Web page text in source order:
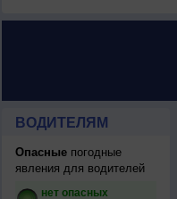
ВОДИТЕЛЯМ
Опасныепогодные
явления для водителей
нет опасных